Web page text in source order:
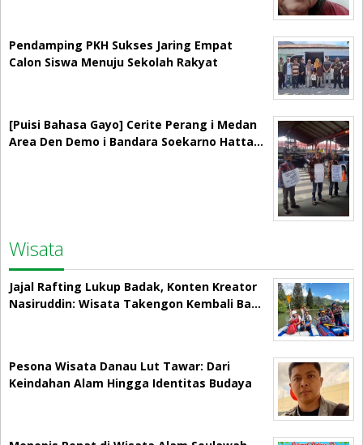
Pendamping PKH Sukses Jaring Empat
Calon Siswa Menuju Sekolah Rakyat
[Puisi Bahasa Gayo] Cerite Perang i Medan
Area Den Demo i Bandara Soekarno Hatta…
Wisata
Jajal Rafting Lukup Badak, Konten Kreator
Nasiruddin: Wisata Takengon Kembali Ba…
Pesona Wisata Danau Lut Tawar: Dari
Keindahan Alam Hingga Identitas Budaya